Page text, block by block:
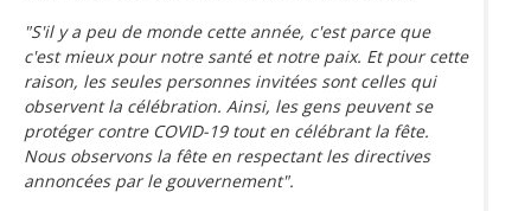
"S'il y a peu de monde cette année, c'est parce que
c'est mieux pour notre santé et notre paix. Et pour cette
raison, les seules personnes invitées sont celles qui
observent la célébration. Ainsi, les gens peuvent se
protéger contre COVID-19 tout en célébrant la fête.
Nous observons la fête en respectant les directives
annoncées par le gouvernement".